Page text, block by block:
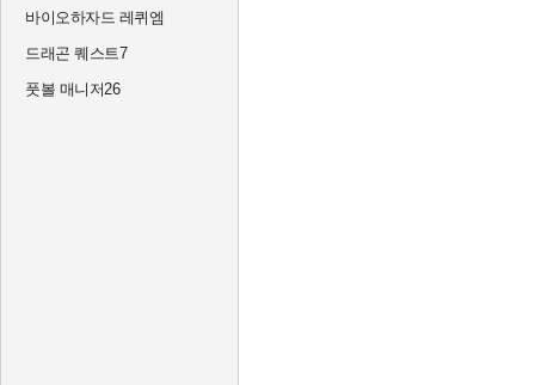
바이오하자드 레퀴엠
드래곤 퀘스트7
풋볼 매니저26